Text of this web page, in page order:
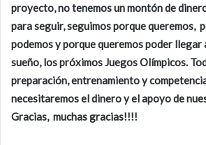
proyecto, no tenemos un montón de
para seguir, seguimos porque queremos,
podemos y porque queremos poder llegar
sueño, los próximos Juegos Olímpicos.
preparación, entrenamiento y
necesitaremos el dinero y el apoyo de
Gracias, muchas gracias!!!!